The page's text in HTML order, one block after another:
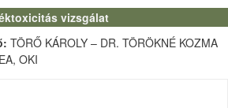
vizsgálat
TÖRŐ KÁROLY – DR. TÖRÖKNÉ KOZMA
OKI